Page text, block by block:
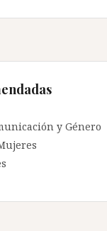
y Género